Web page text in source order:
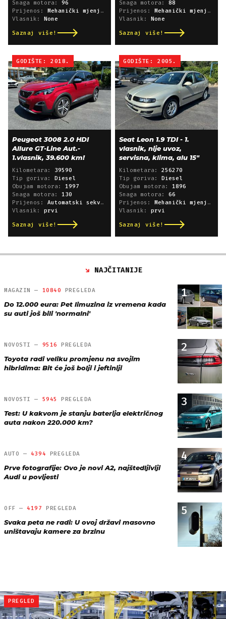
Snaga motora: 96
Prijenos: Mehanički mjenjač
Vlasnik: None
Saznaj više!
Snaga motora: 88
Prijenos: Mehanički mjenjač
Vlasnik: None
Saznaj više!
GODIŠTE: 2018.
Peugeot 3008 2.0 HDI
Allure GT-Line Aut.-
1.vlasnik, 39.600 km!
Kilometara: 39590
Tip goriva: Diesel
Obujam motora: 1997
Snaga motora: 130
Prijenos: Automatski sekvencijski
Vlasnik: prvi
Saznaj više!
GODIŠTE: 2005.
Seat Leon 1.9 TDI - 1.
vlasnik, nije uvoz,
servisna, klima, alu 15"
Kilometara: 256270
Tip goriva: Diesel
Obujam motora: 1896
Snaga motora: 66
Prijenos: Mehanički mjenjač
Vlasnik: prvi
Saznaj više!
NAJČITANIJE
1
MAGAZIN — 10840 PREGLEDA
Do 12.000 eura: Pet limuzina iz vremena kada
su auti još bili 'normalni'
2
NOVOSTI — 9516 PREGLEDA
Toyota radi veliku promjenu na svojim
hibridima: Bit će još bolji i jeftiniji
3
NOVOSTI — 5945 PREGLEDA
Test: U kakvom je stanju baterija električnog
auta nakon 220.000 km?
4
AUTO — 4394 PREGLEDA
Prve fotografije: Ovo je novi A2, najštedljiviji
Audi u povijesti
5
OFF —4197 PREGLEDA
Svaka peta ne radi: U ovoj državi masovno
uništavaju kamere za brzinu
PREGLED